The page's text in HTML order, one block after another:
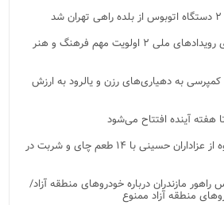
توسعه باغ هنر و برگزاری رویدادهای ملی ۲ اولویت مهم فرهنگ و هنر
کمپرسی به دهیاری‌های رزن و یالرود به ارزش
هفته آینده افتتاح می‌شود
پذیرایی متفاوت و باشکوه از عزاداران حسینی با ۱۴ طعم چای و شربت در
مازندران درباره خودروهای منطقه آزاد/
منطقه آزاد ممنوع